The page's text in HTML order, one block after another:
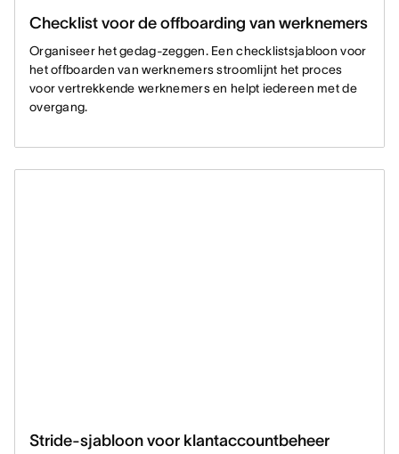
Checklist voor de offboarding van werknemers
Organiseer het gedag-zeggen. Een checklistsjabloon voor
het offboarden van werknemers stroomlijnt het proces
voor vertrekkende werknemers en helpt iedereen met de
overgang.
Stride-sjabloon voor klantaccountbeheer